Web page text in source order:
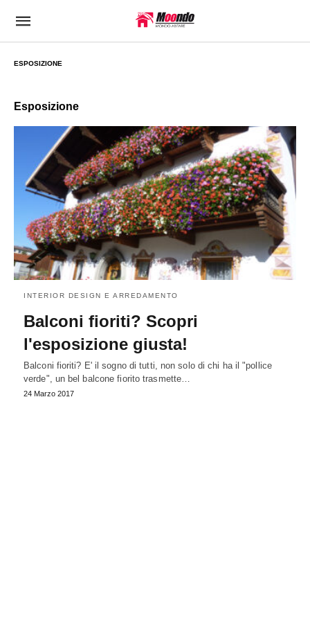
ESPOSIZIONE
Esposizione
INTERIOR DESIGN E ARREDAMENTO
Balconi fioriti? Scopri
l'esposizione giusta!
Balconi fioriti? E' il sogno di tutti, non solo di chi ha il "pollice
verde", un bel balcone fiorito trasmette…
24 Marzo 2017